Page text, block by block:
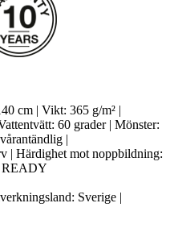
cm | Vikt: 365 g/m² |
60 grader | Mönster:
|
| Härdighet mot noppbildning:
READY
Sverige |